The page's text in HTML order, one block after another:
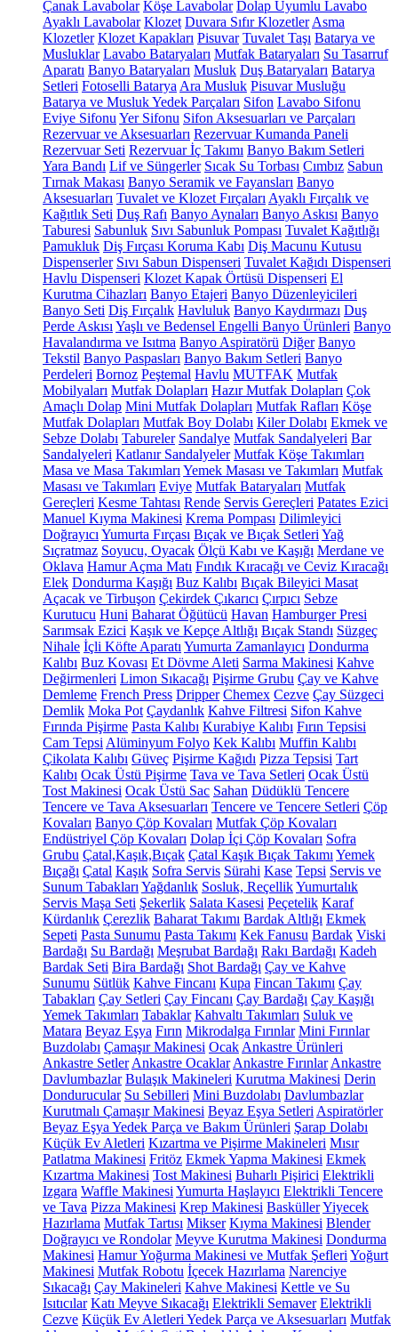
Çanak Lavabolar Köşe Lavabolar Dolap Uyumlu Lavabo
Ayaklı Lavabolar Klozet Duvara Sıfır Klozetler Asma
Klozetler Klozet Kapakları Pisuvar Tuvalet Taşı Batarya ve
Musluklar Lavabo Bataryaları Mutfak Bataryaları Su Tasarruf
Aparatı Banyo Bataryaları Musluk Duş Bataryaları Batarya
Setleri Fotoselli Batarya Ara Musluk Pisuvar Musluğu
Batarya ve Musluk Yedek Parçaları Sifon Lavabo Sifonu
Eviye Sifonu Yer Sifonu Sifon Aksesuarları ve Parçaları
Rezervuar ve Aksesuarları Rezervuar Kumanda Paneli
Rezervuar Seti Rezervuar İç Takımı Banyo Bakım Setleri
Yara Bandı Lif ve Süngerler Sıcak Su Torbası Cımbız Sabun
Tırnak Makası Banyo Seramik ve Fayansları Banyo
Aksesuarları Tuvalet ve Klozet Fırçaları Ayaklı Fırçalık ve
Kağıtlık Seti Duş Rafı Banyo Aynaları Banyo Askısı Banyo
Taburesi Sabunluk Sıvı Sabunluk Pompası Tuvalet Kağıtlığı
Pamukluk Diş Fırçası Koruma Kabı Diş Macunu Kutusu
Dispenserler Sıvı Sabun Dispenseri Tuvalet Kağıdı Dispenseri
Havlu Dispenseri Klozet Kapak Örtüsü Dispenseri El
Kurutma Cihazları Banyo Etajeri Banyo Düzenleyicileri
Banyo Seti Diş Fırçalık Havluluk Banyo Kaydırmazı Duş
Perde Askısı Yaşlı ve Bedensel Engelli Banyo Ürünleri Banyo
Havalandırma ve Isıtma Banyo Aspiratörü Diğer Banyo
Tekstil Banyo Paspasları Banyo Bakım Setleri Banyo
Perdeleri Bornoz Peştemal Havlu MUTFAK Mutfak
Mobilyaları Mutfak Dolapları Hazır Mutfak Dolapları Çok
Amaçlı Dolap Mini Mutfak Dolapları Mutfak Rafları Köşe
Mutfak Dolapları Mutfak Boy Dolabı Kiler Dolabı Ekmek ve
Sebze Dolabı Tabureler Sandalye Mutfak Sandalyeleri Bar
Sandalyeleri Katlanır Sandalyeler Mutfak Köşe Takımları
Masa ve Masa Takımları Yemek Masası ve Takımları Mutfak
Masası ve Takımları Eviye Mutfak Bataryaları Mutfak
Gereçleri Kesme Tahtası Rende Servis Gereçleri Patates Ezici
Manuel Kıyma Makinesi Krema Pompası Dilimleyici
Doğrayıcı Yumurta Fırçası Bıçak ve Bıçak Setleri Yağ
Sıçratmaz Soyucu, Oyacak Ölçü Kabı ve Kaşığı Merdane ve
Oklava Hamur Açma Matı Fındık Kıracağı ve Ceviz Kıracağı
Elek Dondurma Kaşığı Buz Kalıbı Bıçak Bileyici Masat
Açacak ve Tirbuşon Çekirdek Çıkarıcı Çırpıcı Sebze
Kurutucu Huni Baharat Öğütücü Havan Hamburger Presi
Sarımsak Ezici Kaşık ve Kepçe Altlığı Bıçak Standı Süzgeç
Nihale İçli Köfte Aparatı Yumurta Zamanlayıcı Dondurma
Kalıbı Buz Kovası Et Dövme Aleti Sarma Makinesi Kahve
Değirmenleri Limon Sıkacağı Pişirme Grubu Çay ve Kahve
Demleme French Press Dripper Chemex Cezve Çay Süzgeci
Demlik Moka Pot Çaydanlık Kahve Filtresi Sifon Kahve
Fırında Pişirme Pasta Kalıbı Kurabiye Kalıbı Fırın Tepsisi
Cam Tepsi Alüminyum Folyo Kek Kalıbı Muffin Kalıbı
Çikolata Kalıbı Güveç Pişirme Kağıdı Pizza Tepsisi Tart
Kalıbı Ocak Üstü Pişirme Tava ve Tava Setleri Ocak Üstü
Tost Makinesi Ocak Üstü Sac Sahan Düdüklü Tencere
Tencere ve Tava Aksesuarları Tencere ve Tencere Setleri Çöp
Kovaları Banyo Çöp Kovaları Mutfak Çöp Kovaları
Endüstriyel Çöp Kovaları Dolap İçi Çöp Kovaları Sofra
Grubu Çatal,Kaşık,Bıçak Çatal Kaşık Bıçak Takımı Yemek
Bıçağı Çatal Kaşık Sofra Servis Sürahi Kase Tepsi Servis ve
Sunum Tabakları Yağdanlık Sosluk, ReçellikYumurtalık
Servis Maşa Seti Şekerlik Salata Kasesi Peçetelik Karaf
Kürdanlık Çerezlik Baharat Takımı Bardak Altlığı Ekmek
Sepeti Pasta Sunumu Pasta Takımı Kek Fanusu Bardak Viski
Bardağı Su Bardağı Meşrubat Bardağı Rakı Bardağı Kadeh
Bardak Seti Bira Bardağı Shot Bardağı Çay ve Kahve
Sunumu Sütlük Kahve Fincanı Kupa Fincan Takımı Çay
Tabakları Çay Setleri Çay Fincanı Çay Bardağı Çay Kaşığı
Yemek Takımları Tabaklar Kahvaltı Takımları Suluk ve
Matara Beyaz Eşya Fırın Mikrodalga Fırınlar Mini Fırınlar
Buzdolabı Çamaşır Makinesi Ocak Ankastre Ürünleri
Ankastre Setler Ankastre Ocaklar Ankastre Fırınlar Ankastre
Davlumbazlar Bulaşık Makineleri Kurutma Makinesi Derin
Dondurucular Su Sebilleri Mini Buzdolabı Davlumbazlar
Kurutmalı Çamaşır Makinesi Beyaz Eşya Setleri Aspiratörler
Beyaz Eşya Yedek Parça ve Bakım Ürünleri Şarap Dolabı
Küçük Ev Aletleri Kızartma ve Pişirme Makineleri Mısır
Patlatma Makinesi Fritöz Ekmek Yapma Makinesi Ekmek
Kızartma Makinesi Tost Makinesi Buharlı Pişirici Elektrikli
Izgara Waffle Makinesi Yumurta Haşlayıcı Elektrikli Tencere
ve Tava Pizza Makinesi Krep Makinesi BasküllerYiyecek
Hazırlama Mutfak Tartısı Mikser Kıyma Makinesi Blender
Doğrayıcı ve Rondolar Meyve Kurutma Makinesi Dondurma
Makinesi Hamur Yoğurma Makinesi ve Mutfak Şefleri Yoğurt
Makinesi Mutfak Robotu İçecek Hazırlama Narenciye
Sıkacağı Çay Makineleri Kahve Makinesi Kettle ve Su
Isıtıcılar Katı Meyve Sıkacağı Elektrikli Semaver Elektrikli
Cezve Küçük Ev Aletleri Yedek Parça ve Aksesuarları Mutfak